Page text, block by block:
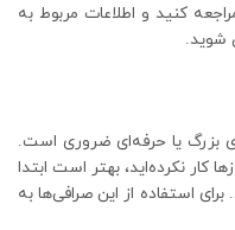
کنید و اطلاعات مربوط به
شوید.
بزرگ یا حرفه‌ای ضروری است.
کار نکرده‌اید، بهتر است ابتدا
استفاده از این صرافی‌ها به